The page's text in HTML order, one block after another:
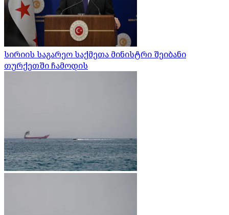
სირიის საგარეო საქმეთა მინისტრი შეიბანი
თურქეთში ჩამოდის